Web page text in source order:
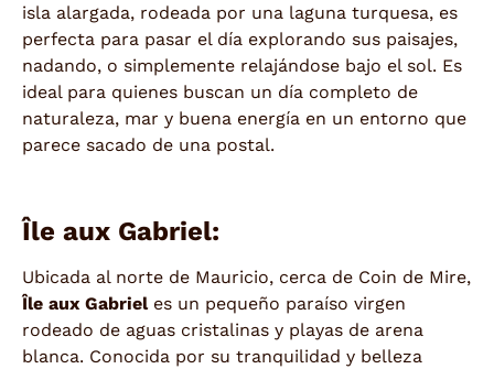
isla alargada, rodeada por una laguna turquesa, es
perfecta para pasar el día explorando sus paisajes,
nadando, o simplemente relajándose bajo el sol. Es
ideal para quienes buscan un día completo de
naturaleza, mar y buena energía en un entorno que
parece sacado de una postal.
Île aux Gabriel:
Ubicada al norte de Mauricio, cerca de Coin de Mire,
Île aux Gabrieles un pequeño paraíso virgen
rodeado de aguas cristalinas y playas de arena
blanca. Conocida por su tranquilidad y belleza